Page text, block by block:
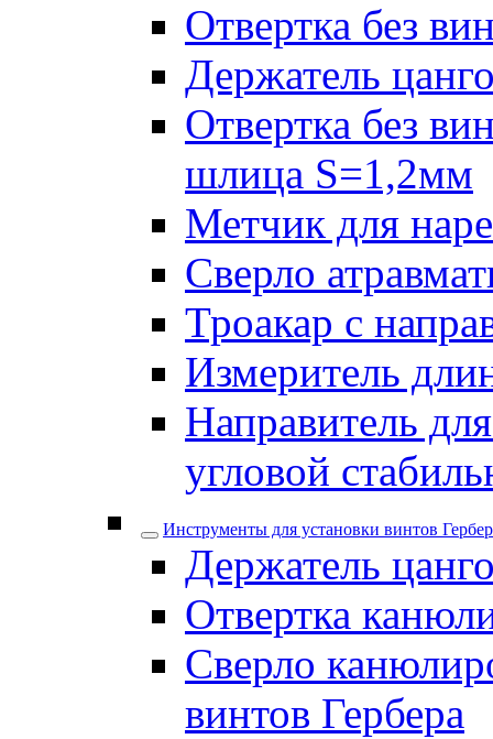
Отвертка без
Держатель
Отвертка без
шлица S=1,2мм
Метчик для
Сверло
Троакар с
Измеритель
Направитель
угловой
Инструменты для установки винтов
Держатель
Отвертка
Сверло
винтов Гербера